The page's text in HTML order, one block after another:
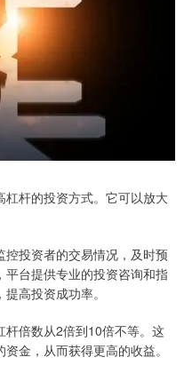
杆的投资方式。它可以放大
投资者的交易情况，及时预
台提供专业的投资咨询和指
高投资成功率。
倍数从2倍到10倍不等。这
金，从而获得更高的收益。